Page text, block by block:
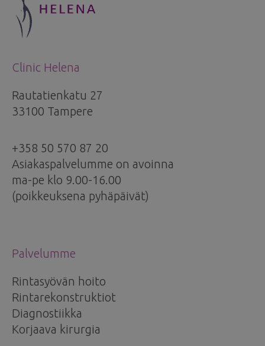
Clinic Helena
Rautatienkatu 27
33100 Tampere
+358 50 570 87 20
Asiakaspalvelumme on avoinna
ma-pe klo 9.00-16.00
(poikkeuksena pyhäpäivät)
Palvelumme
Rintasyövän hoito
Rintarekonstruktiot
Diagnostiikka
Korjaava kirurgia